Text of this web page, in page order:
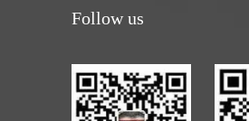
Follow us